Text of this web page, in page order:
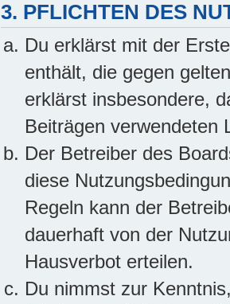
3. PFLICHTEN DES
Du erklärst mit der
enthält, die gegen
erklärst insbesondere,
Beiträgen verwendeten
Der Betreiber des
diese
Regeln kann der
dauerhaft von der
Hausverbot erteilen.
Du nimmst zur